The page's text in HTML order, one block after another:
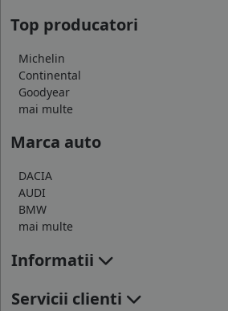
Top producatori
Michelin
Continental
Goodyear
mai multe
Marca auto
DACIA
AUDI
BMW
mai multe
Informatii
Servicii clienti